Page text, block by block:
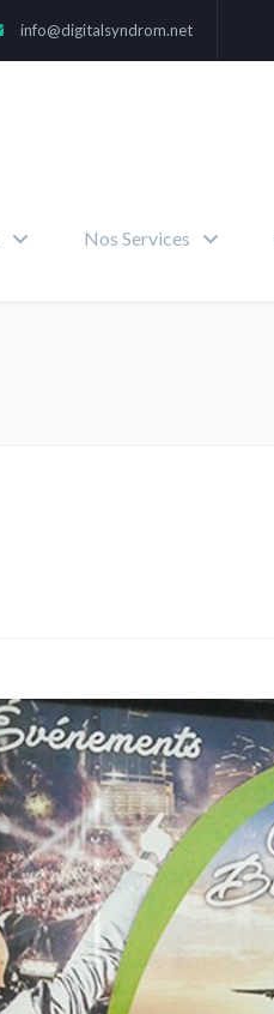
info@digitalsyndrom.net
Nos Services